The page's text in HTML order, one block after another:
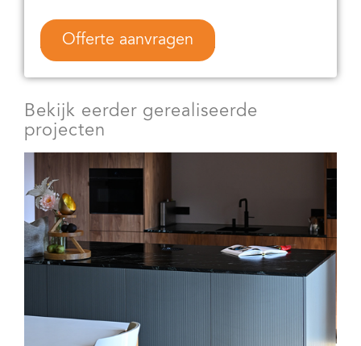
Offerte aanvragen
Bekijk eerder gerealiseerde
projecten